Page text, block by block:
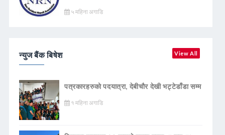
५ महिना अगाडि
न्युज बैंक बिषेश View All
पत्रकारहरुको पदयात्रा, देबीचौर देखी भट्टेडाँडा सम्म
१ महिना अगाडि